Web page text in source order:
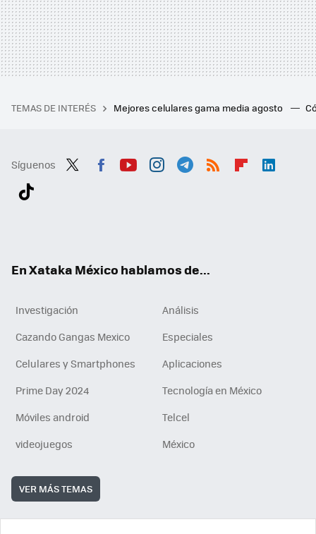
TEMAS DE INTERÉS Mejores celulares gama media agosto
Síguenos
En Xataka México hablamos de...
Investigación
Análisis
Cazando Gangas Mexico
Especiales
Celulares y Smartphones
Aplicaciones
Prime Day 2024
Tecnología en México
Móviles android
Telcel
videojuegos
México
VER MÁS TEMAS